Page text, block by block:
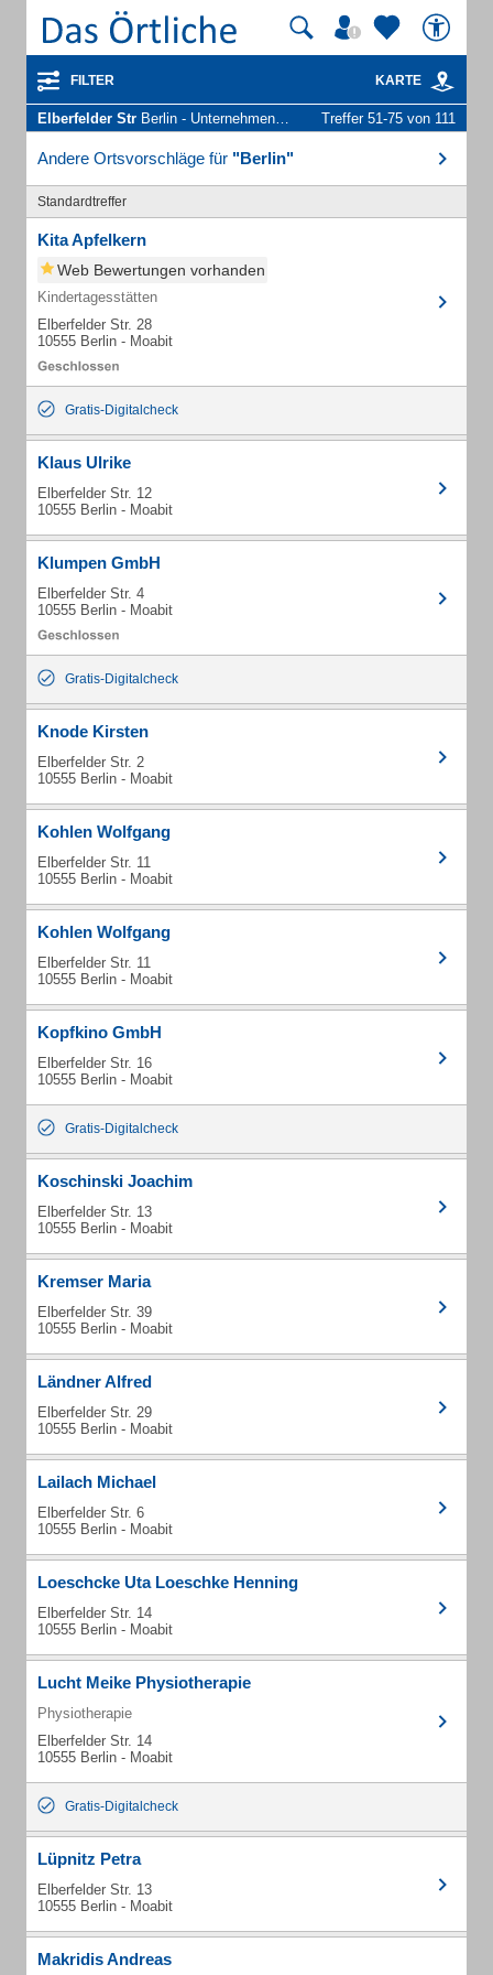
FILTER KARTE
Elberfelder Str Berlin - Unternehmen und Personen Treffer 51-75 von 111
Andere Ortsvorschläge für "Berlin"
Standardtreffer
Kita Apfelkern
Web Bewertungen vorhanden
Kindertagesstätten
Elberfelder Str. 28
10555 Berlin - Moabit
Gratis-Digitalcheck
Klaus Ulrike
Elberfelder Str. 12
10555 Berlin - Moabit
Klumpen GmbH
Elberfelder Str. 4
10555 Berlin - Moabit
Gratis-Digitalcheck
Knode Kirsten
Elberfelder Str. 2
10555 Berlin - Moabit
Kohlen Wolfgang
Elberfelder Str. 11
10555 Berlin - Moabit
Kohlen Wolfgang
Elberfelder Str. 11
10555 Berlin - Moabit
Kopfkino GmbH
Elberfelder Str. 16
10555 Berlin - Moabit
Gratis-Digitalcheck
Koschinski Joachim
Elberfelder Str. 13
10555 Berlin - Moabit
Kremser Maria
Elberfelder Str. 39
10555 Berlin - Moabit
Ländner Alfred
Elberfelder Str. 29
10555 Berlin - Moabit
Lailach Michael
Elberfelder Str. 6
10555 Berlin - Moabit
Loeschcke Uta Loeschke Henning
Elberfelder Str. 14
10555 Berlin - Moabit
Lucht Meike Physiotherapie
Physiotherapie
Elberfelder Str. 14
10555 Berlin - Moabit
Gratis-Digitalcheck
Lüpnitz Petra
Elberfelder Str. 13
10555 Berlin - Moabit
Makridis Andreas